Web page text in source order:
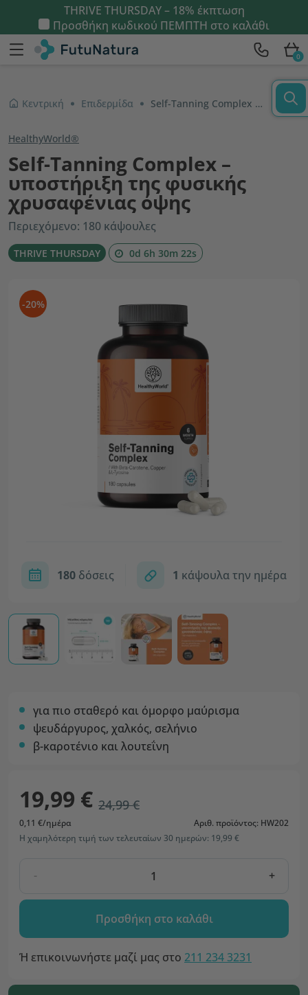
THRIVE THURSDAY – 18% έκπτωση
Προσθήκη κωδικού ΠΕΜΠΤΗ στο καλάθι
0
Κεντρική Επιδερμίδα Self-Tanning Complex – υποστήριξη της φυσικής χρυσαφένιας όψης
HealthyWorld®
Self-Tanning Complex –
υποστήριξη της φυσικής
χρυσαφένιας όψης
Περιεχόμενο: 180 κάψουλες
THRIVE THURSDAY 0d 6h 30m 21s
-20%
180 δόσεις 1 κάψουλα την ημέρα
για πιο σταθερό και όμορφο μαύρισμα
ψευδάργυρος, χαλκός, σελήνιο
β-καροτένιο και λουτεΐνη
19,99 € 24,99 €
0,11 €/ημέρα
Αριθ. προϊόντος: HW202
Η χαμηλότερη τιμή των τελευταίων 30 ημερών: 19,99 €
- +
Προσθήκη στο καλάθι
Ή επικοινωνήστε μαζί μας στο 211 234 3231